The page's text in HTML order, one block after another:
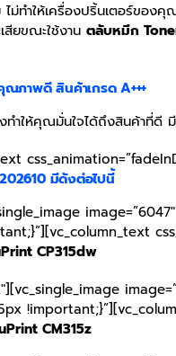
ม่ทำให้เครื่องปริ้นเตอร์ขอ
สียขณะใช้งาน ตลับหมึก
ภาพดี สินค้าเกรด A+++
ให้คุณมั่นใจได้ถึงสินค้าที่ดี
202610 มีดังต่อไปนี้
CP315dw
CM315z